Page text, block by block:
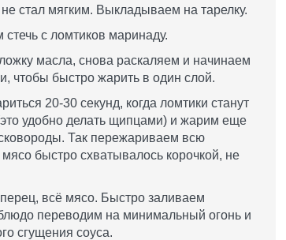
стал мягким. Выкладываем на тарелку.
с ломтиков маринаду.
масла, снова раскаляем и начинаем
чтобы быстро жарить в один слой.
20-30 секунд, когда ломтики станут
удобно делать щипцами) и жарим еще
Так пережариваем всю
быстро схватывалось корочкой, не
всё мясо. Быстро заливаем
переводим на минимальный огонь и
сгущения соуса.